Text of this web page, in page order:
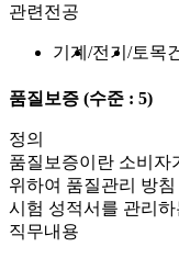
관련전공
기계 전기 토목
품질보증 (수준 : 5)
정의
품질보증이란 소비자
위하여 품질관리 방
시험 성적서를 관리
직무내용